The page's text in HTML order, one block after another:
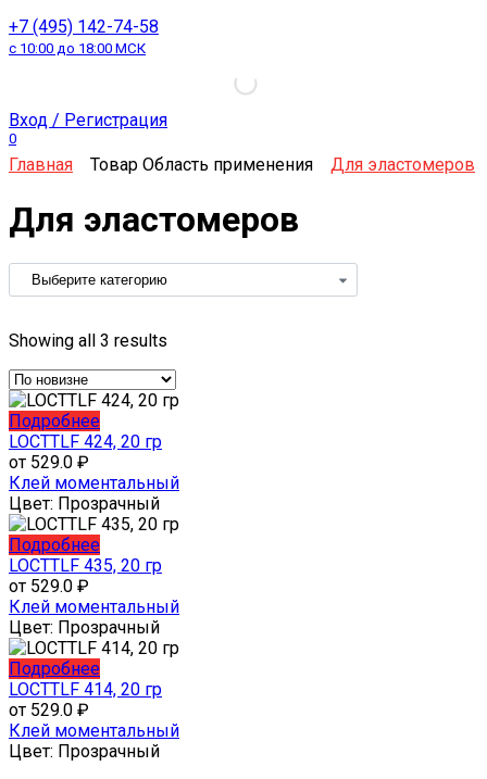
+7 (495) 142-74-58
с 10:00 до 18:00 МСК
Вход / Регистрация
0
Главная Товар Область применения Для эластомеров
Для эластомеров
Showing all 3 results
ПодробнееЭтот
товар
несколько
вариаций.
Опции
можно
выбрать
странице
товара.
LOCTTLF 424, 20 гр
от 529.0 ₽
Клей моментальный
Цвет: Прозрачный
ПодробнееЭтот
товар
несколько
вариаций.
Опции
можно
выбрать
странице
товара.
LOCTTLF 435, 20 гр
от 529.0 ₽
Клей моментальный
Цвет: Прозрачный
ПодробнееЭтот
товар
несколько
вариаций.
LOCTTLF 414, 20 гр
от 529.0 ₽
Клей моментальный
Цвет: Прозрачный